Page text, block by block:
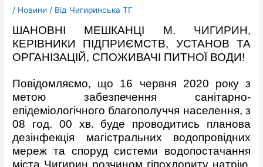
/ Новини / Від Чигиринська ТГ
ШАНОВНІ МЕШКАНЦІ М. ЧИГИРИН,
КЕРІВНИКИ ПІДПРИЄМСТВ, УСТАНОВ ТА
ОРГАНІЗАЦІЙ, СПОЖИВАЧІ ПИТНОЇ ВОДИ!
Повідомляємо, що 16 червня 2020 року з
метою забезпечення санітарно-
епідеміологічного благополуччя населення, з
08 год. 00 хв. буде проводитись планова
дезінфекція магістральних водопровідних
мереж та споруд системи водопостачання
міста Чигирин розчином гіпохлориту натрію.